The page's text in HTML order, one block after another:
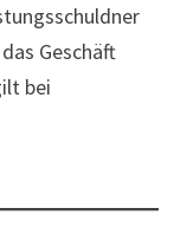
Geschäft
bei